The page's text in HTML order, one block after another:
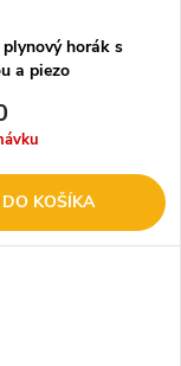
horák s
a piezo
DO KOŠÍKA